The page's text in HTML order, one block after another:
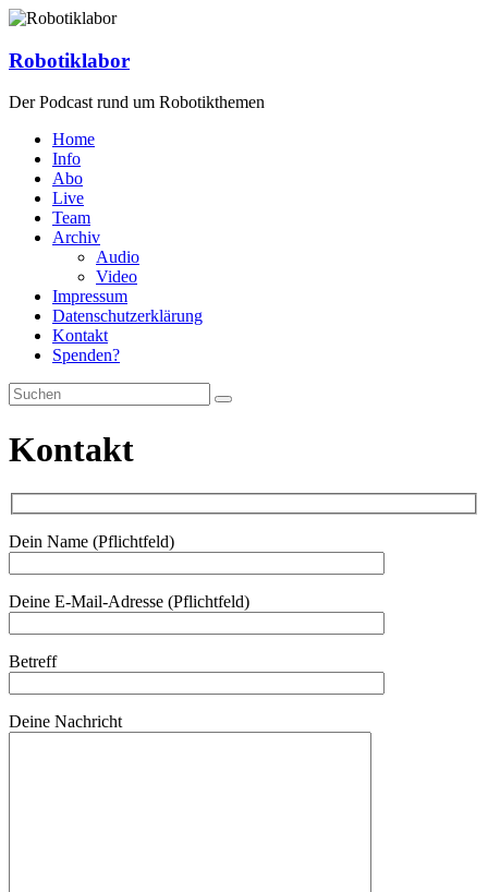
Zum
springen
Robotiklabor
Der Podcast rund um Robotikthemen
Home
Info
Abo
Live
Team
Archiv
Audio
Video
Impressum
Datenschutzerklärung
Kontakt
Spenden?
Kontakt
Dein Name (Pflichtfeld)
Deine E-Mail-Adresse (Pflichtfeld)
Bitte lasse dieses Feld leer.
Betreff
Deine Nachricht